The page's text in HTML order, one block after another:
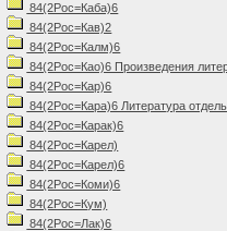
84(2Рос=Каба)6
84(2Рос=Кав)2
84(2Рос=Калм)6
84(2Рос=Као)6 Произведения
84(2Рос=Кар)6
84(2Рос=Кара)6 Литература
84(2Рос=Карак)6
84(2Рос=Карел)
84(2Рос=Карел)6
84(2Рос=Коми)6
84(2Рос=Кум)
84(2Рос=Лак)6